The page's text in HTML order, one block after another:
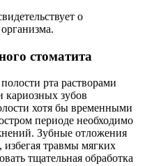
о
стоматита
рта растворами
кариозных зубов
хотя бы временными
периоде необходимо
Зубные отложения
избегая травмы мягких
тщательная обработка